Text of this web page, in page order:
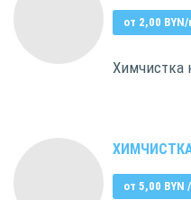
от 2,00
Химчистка
от 5,00 BYN